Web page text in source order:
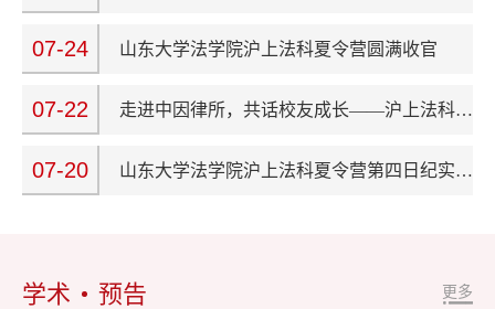
07-24 山东大学法学院沪上法科夏令营圆满收官
07-22 走进中因律所，共话校友成长——沪上法科夏令营第五日活动纪实
07-20 山东大学法学院沪上法科夏令营第四日纪实：访数智司法，探科技实务
学术 预告 更多